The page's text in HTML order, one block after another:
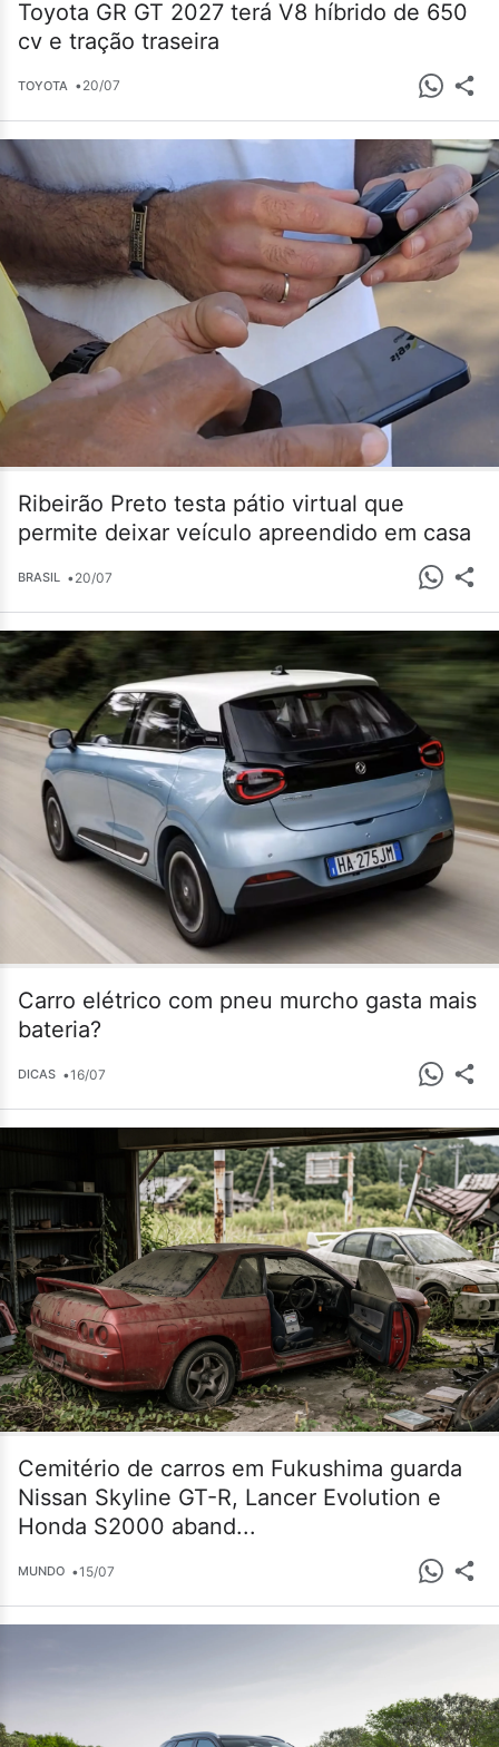
Toyota GR GT 2027 terá V8 híbrido de 650
cv e tração traseira
TOYOTA •20/07
Ribeirão Preto testa pátio virtual que
permite deixar veículo apreendido em casa
BRASIL •20/07
Carro elétrico com pneu murcho gasta mais
bateria?
DICAS •16/07
Cemitério de carros em Fukushima guarda
Nissan Skyline GT-R, Lancer Evolution e
Honda S2000 aband...
MUNDO •15/07